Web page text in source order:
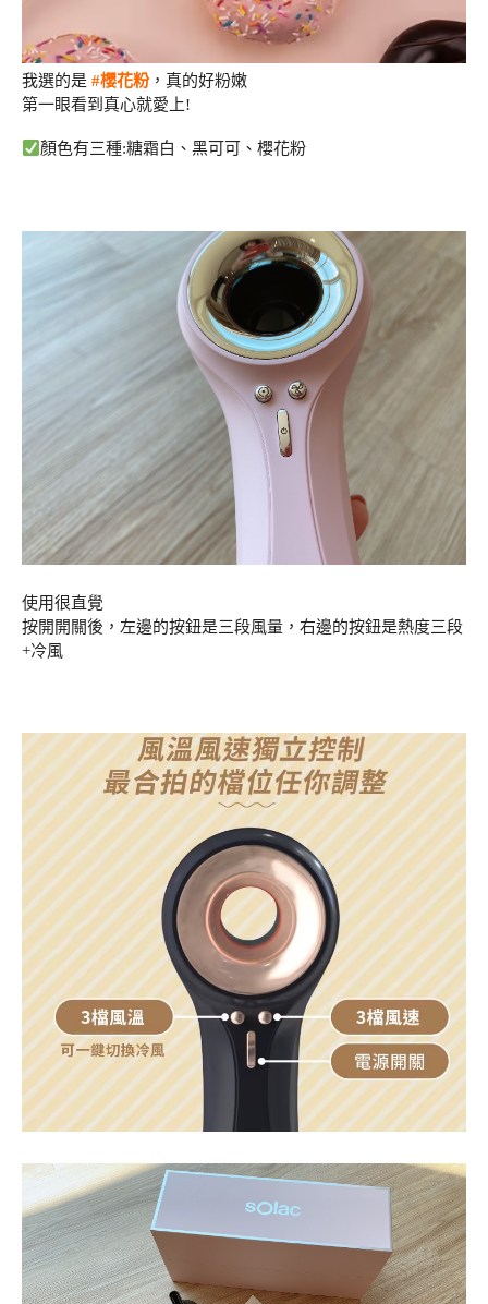
我選的是 #櫻花粉，真的好粉嫩
第一眼看到真心就愛上!
顏色有三種:糖霜白、黑可可、櫻花粉
使用很直覺
按開開關後，左邊的按鈕是三段風量，右邊的按鈕是熱度三段
+冷風